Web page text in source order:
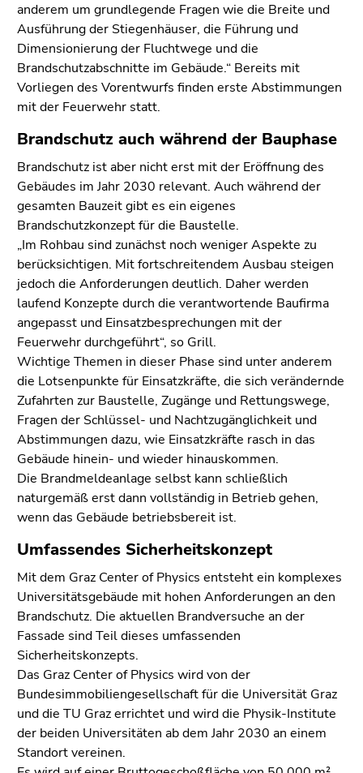
anderem um grundlegende Fragen wie die Breite und
Ausführung der Stiegenhäuser, die Führung und
Dimensionierung der Fluchtwege und die
Brandschutzabschnitte im Gebäude.“ Bereits mit
Vorliegen des Vorentwurfs finden erste Abstimmungen
mit der Feuerwehr statt.
Brandschutz auch während der Bauphase
Brandschutz ist aber nicht erst mit der Eröffnung des
Gebäudes im Jahr 2030 relevant. Auch während der
gesamten Bauzeit gibt es ein eigenes
Brandschutzkonzept für die Baustelle.
„Im Rohbau sind zunächst noch weniger Aspekte zu
berücksichtigen. Mit fortschreitendem Ausbau steigen
jedoch die Anforderungen deutlich. Daher werden
laufend Konzepte durch die verantwortende Baufirma
angepasst und Einsatzbesprechungen mit der
Feuerwehr durchgeführt“, so Grill.
Wichtige Themen in dieser Phase sind unter anderem
die Lotsenpunkte für Einsatzkräfte, die sich verändernde
Zufahrten zur Baustelle, Zugänge und Rettungswege,
Fragen der Schlüssel- und Nachtzugänglichkeit und
Abstimmungen dazu, wie Einsatzkräfte rasch in das
Gebäude hinein- und wieder hinauskommen.
Die Brandmeldeanlage selbst kann schließlich
naturgemäß erst dann vollständig in Betrieb gehen,
wenn das Gebäude betriebsbereit ist.
Umfassendes Sicherheitskonzept
Mit dem Graz Center of Physics entsteht ein komplexes
Universitätsgebäude mit hohen Anforderungen an den
Brandschutz. Die aktuellen Brandversuche an der
Fassade sind Teil dieses umfassenden
Sicherheitskonzepts.
Das Graz Center of Physics wird von der
Bundesimmobiliengesellschaft für die Universität Graz
und die TU Graz errichtet und wird die Physik-Institute
der beiden Universitäten ab dem Jahr 2030 an einem
Standort vereinen.